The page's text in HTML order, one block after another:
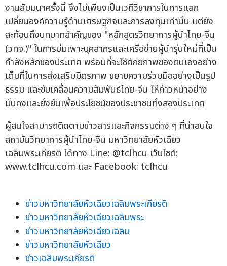
งานสัมมนาครั้งนี้ จึงไม่เพียงเป็นเวทีวิชาการในการแลก
เปลี่ยนองค์ความรู้ด้านเศรษฐกิจและการลงทุนเท่านั้น แต่ยัง
สะท้อนถึงบทบาทสำคัญของ "หลักสูตรวิทยาการผู้นำไทย-จีน
(วทจ.)" ในการบ่มเพาะบุคลากรและเครือข่ายผู้นำรุ่นใหม่ที่เป็น
กำลังหลักของประเทศ พร้อมที่จะใช้ศักยภาพของตนเองอย่าง
เต็มที่ในการส่งเสริมมิตรภาพ ขยายความร่วมมืออย่างเป็นรูป
ธรรม และขับเคลื่อนความสัมพันธ์ไทย-จีน ให้ก้าวหน้าอย่าง
มั่นคงและยั่งยืนเพื่อประโยชน์ของประชาชนทั้งสองประเทศ
ผู้สนใจสามารถติดตามข่าวสารและกิจกรรมต่าง ๆ ที่น่าสนใจ
สถาบันวิทยาการผู้นำไทย-จีน มหาวิทยาลัยหัวเฉียว
เฉลิมพระเกียรติ ได้ทาง Line: @tclhcu เว็บไซต์:
www.tclhcu.com และ Facebook: tclhcu
ข่าวมหาวิทยาลัยหัวเฉียวเฉลิมพระเกียรติ
ข่าวมหาวิทยาลัยหัวเฉียวเฉลิมพระ
ข่าวมหาวิทยาลัยหัวเฉียวเฉลิม
ข่าวมหาวิทยาลัยหัวเฉียว
ข่าวเฉลิมพระเกียรติ